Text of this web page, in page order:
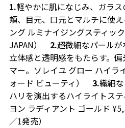
1.軽やかに肌になじみ、ガラス
頬、目元、口元とマルチに使
ング ルミナイジングスティッ
JAPAN） 2.超微細なパールが
立体感と透明感をもたらす。
マー。ソレイユ グロー ハイラ
ォード ビューティ） 3.繊細
ハリを演出するハイライトス
ヨン ラディアント ゴールド
／1発売）